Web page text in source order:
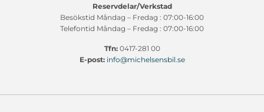
Reservdelar/Verkstad
Besökstid Måndag – Fredag : 07:00-16:00
Telefontid Måndag – Fredag : 07:00-16:00
Tfn:0417-281 00
E-post: info@michelsensbil.se